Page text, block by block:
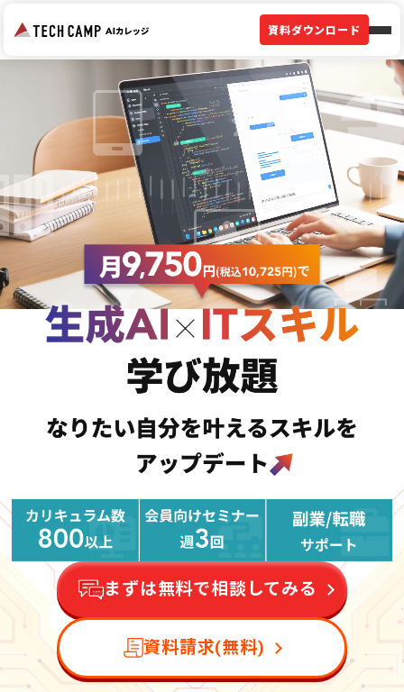
資料ダウンロード
まずは無料で相談してみる
資料請求(無料)